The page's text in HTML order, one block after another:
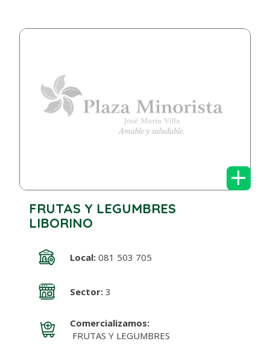
+
FRUTAS Y LEGUMBRES
LIBORINO
Local:081 503 705
Sector:3
Comercializamos:
FRUTAS Y LEGUMBRES